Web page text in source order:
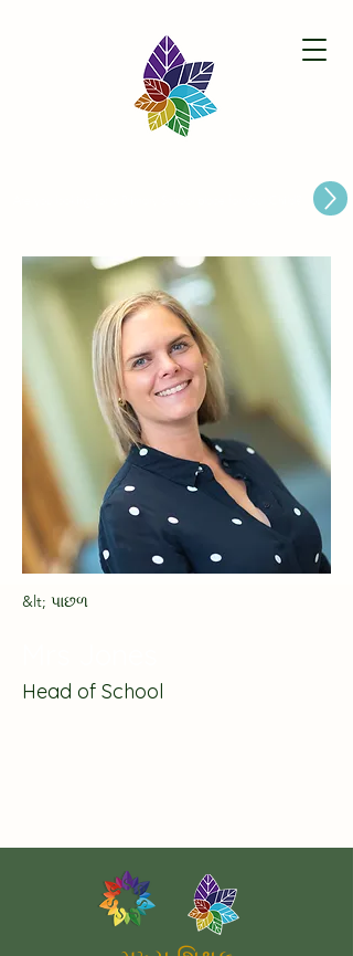
&lt; પાછળ
Head of School